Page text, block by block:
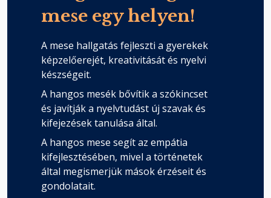
mese egy helyen!
A mese hallgatás fejleszti a gyerekek
képzelőerejét, kreativitását és nyelvi
készségeit.
A hangos mesék bővítik a szókincset
és javítják a nyelvtudást új szavak és
kifejezések tanulása által.
A hangos mese segít az empátia
kifejlesztésében, mivel a történetek
által megismerjük mások érzéseit és
gondolatait.